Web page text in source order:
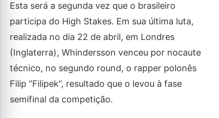
Esta será a segunda vez que o brasileiro
participa do High Stakes. Em sua última luta,
realizada no dia 22 de abril, em Londres
(Inglaterra), Whindersson venceu por nocaute
técnico, no segundo round, o rapper polonês
Filip “Filipek”, resultado que o levou à fase
semifinal da competição.